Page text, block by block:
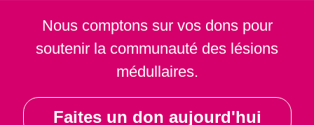
Nous comptons sur vos dons pour
soutenir la communauté des lésions
médullaires.
Faites un don aujourd'hui